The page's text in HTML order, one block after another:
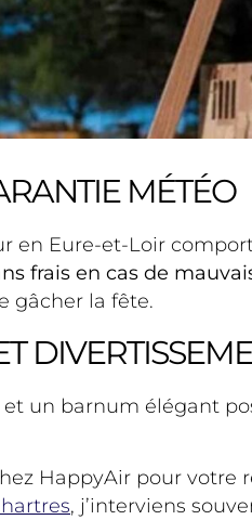
MÉTÉO
en Eure-et-Loir
frais en cas de
gâcher la fête.
un barnum élégant
HappyAir pour
, j’interviens